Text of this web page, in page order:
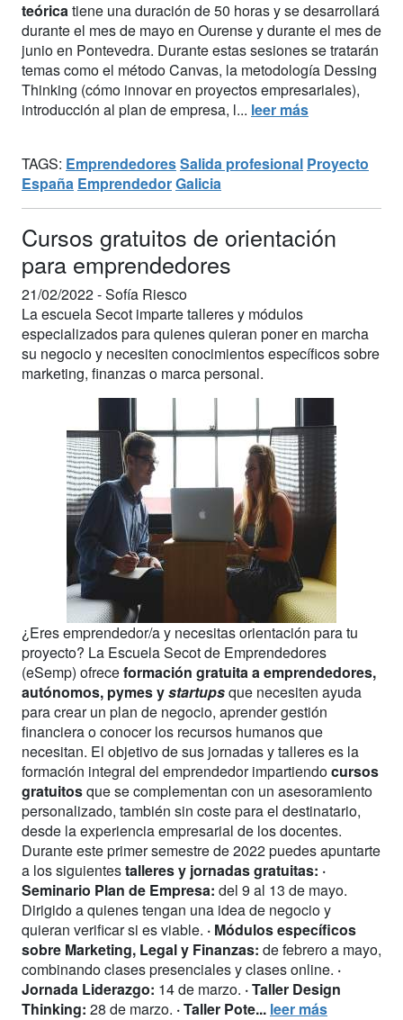
teórica tiene una duración de 50 horas y se desarrollará
durante el mes de mayo en Ourense y durante el mes de
junio en Pontevedra. Durante estas sesiones se tratarán
temas como el método Canvas, la metodología Dessing
Thinking (cómo innovar en proyectos empresariales),
introducción al plan de empresa, l... leer más
TAGS: EmprendedoresSalida profesional Proyecto
España EmprendedorGalicia
Cursos gratuitos de orientación
para emprendedores
21/02/2022 -Sofía Riesco
La escuela Secot imparte talleres y módulos
especializados para quienes quieran poner en marcha
su negocio y necesiten conocimientos específicos sobre
marketing, finanzas o marca personal.
¿Eres emprendedor/a y necesitas orientación para tu
proyecto? La Escuela Secot de Emprendedores
(eSemp) ofreceformación gratuita a emprendedores,
autónomos, pymes ystartupsque necesiten ayuda
para crear un plan de negocio, aprender gestión
financiera o conocer los recursos humanos que
necesitan. El objetivo de sus jornadas y talleres es la
formación integral del emprendedor impartiendocursos
gratuitosque se complementan con un asesoramiento
personalizado, también sin coste para el destinatario,
desde la experiencia empresarial de los docentes.
Durante este primer semestre de 2022 puedes apuntarte
a los siguientestalleres y jornadas gratuitas: ·
Seminario Plan de Empresa: del 9 al 13 de mayo.
Dirigido a quienes tengan una idea de negocio y
quieran verificar si es viable. · Módulos específicos
sobre Marketing, Legal y Finanzas: de febrero a mayo,
combinando clases presenciales y clases online. ·
Jornada Liderazgo: 14 de marzo. · Taller Design
Thinking: 28 de marzo. · Taller Pote... leer más